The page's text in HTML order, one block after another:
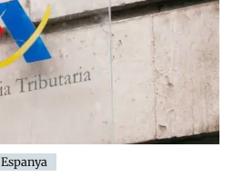
Espanya